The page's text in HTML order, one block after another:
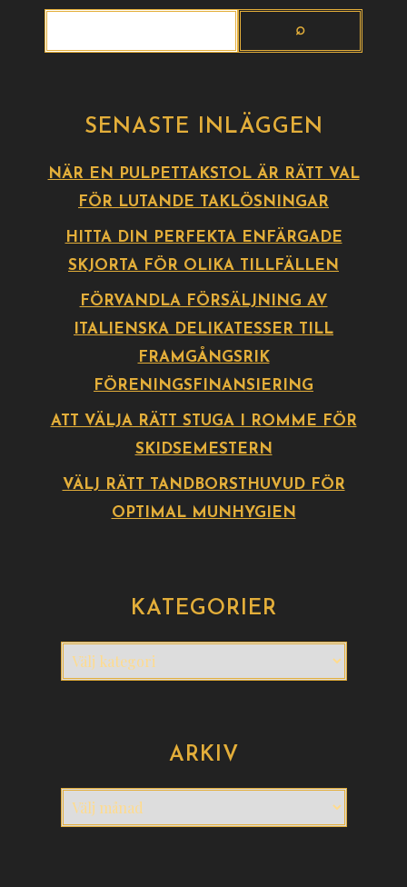
SENASTE INLÄGGEN
NÄR EN PULPETTAKSTOL ÄR RÄTT VAL
FÖR LUTANDE TAKLÖSNINGAR
HITTA DIN PERFEKTA ENFÄRGADE
SKJORTA FÖR OLIKA TILLFÄLLEN
FÖRVANDLA FÖRSÄLJNING AV
ITALIENSKA DELIKATESSER TILL
FRAMGÅNGSRIK
FÖRENINGSFINANSIERING
ATT VÄLJA RÄTT STUGA I ROMME FÖR
SKIDSEMESTERN
VÄLJ RÄTT TANDBORSTHUVUD FÖR
OPTIMAL MUNHYGIEN
KATEGORIER
Kategorier
ARKIV